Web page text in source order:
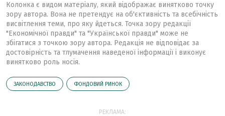
Колонка є видом матеріалу, який відображає винятково точку
зору автора. Вона не претендує на об'єктивність та всебічність
висвітлення теми, про яку йдеться. Точка зору редакції
"Економічної правди" та "Української правди" може не
збігатися з точкою зору автора. Редакція не відповідає за
достовірність та тлумачення наведеної інформації і виконує
винятково роль носія.
ЗАКОНОДАВСТВО ФОНДОВИЙ РИНОК
РЕКЛАМА: